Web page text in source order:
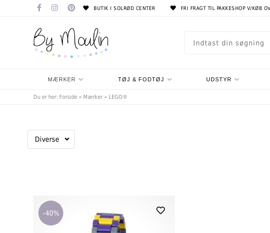
BUTIK I SOLRØD CENTER FRI FRAGT TIL PAKKESHOP V/KØB
MÆRKER TØJ & FODTØJ UDSTYR
Du er her: Forside » Mærker » LEGO®
Diverse
-40%